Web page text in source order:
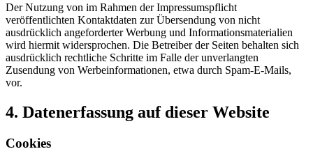
Der Nutzung von im Rahmen der Impressumspflicht
veröffentlichten Kontaktdaten zur Übersendung von nicht
ausdrücklich angeforderter Werbung und Informationsmaterialien
wird hiermit widersprochen. Die Betreiber der Seiten behalten sich
ausdrücklich rechtliche Schritte im Falle der unverlangten
Zusendung von Werbeinformationen, etwa durch Spam-E-Mails,
vor.
4. Datenerfassung auf dieser Website
Cookies